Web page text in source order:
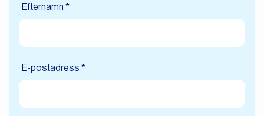
Efternamn *
E-postadress *